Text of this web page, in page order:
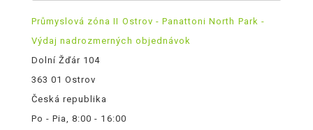
Průmyslová zóna II Ostrov - Panattoni North Park -
Výdaj nadrozmerných objednávok
Dolní Žďár 104
363 01 Ostrov
Česká republika
Po - Pia, 8:00 - 16:00